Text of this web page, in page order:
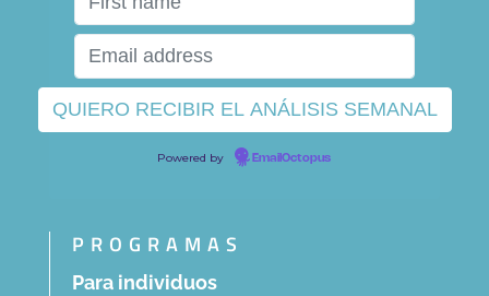
Powered by EmailOctopus
PROGRAMAS
Para individuos